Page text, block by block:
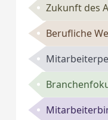
Zukunft des
Berufliche